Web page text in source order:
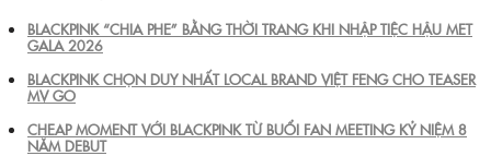
BLACKPINK “CHIA PHE” BẰNG THỜI TRANG KHI NHẬP TIỆC HẬU MET
GALA 2026
BLACKPINK CHỌN DUY NHẤT LOCAL BRAND VIỆT FENG CHO TEASER
MV GO
CHEAP MOMENT VỚI BLACKPINK TỪ BUỔI FAN MEETING KỶ NIỆM 8
NĂM DEBUT